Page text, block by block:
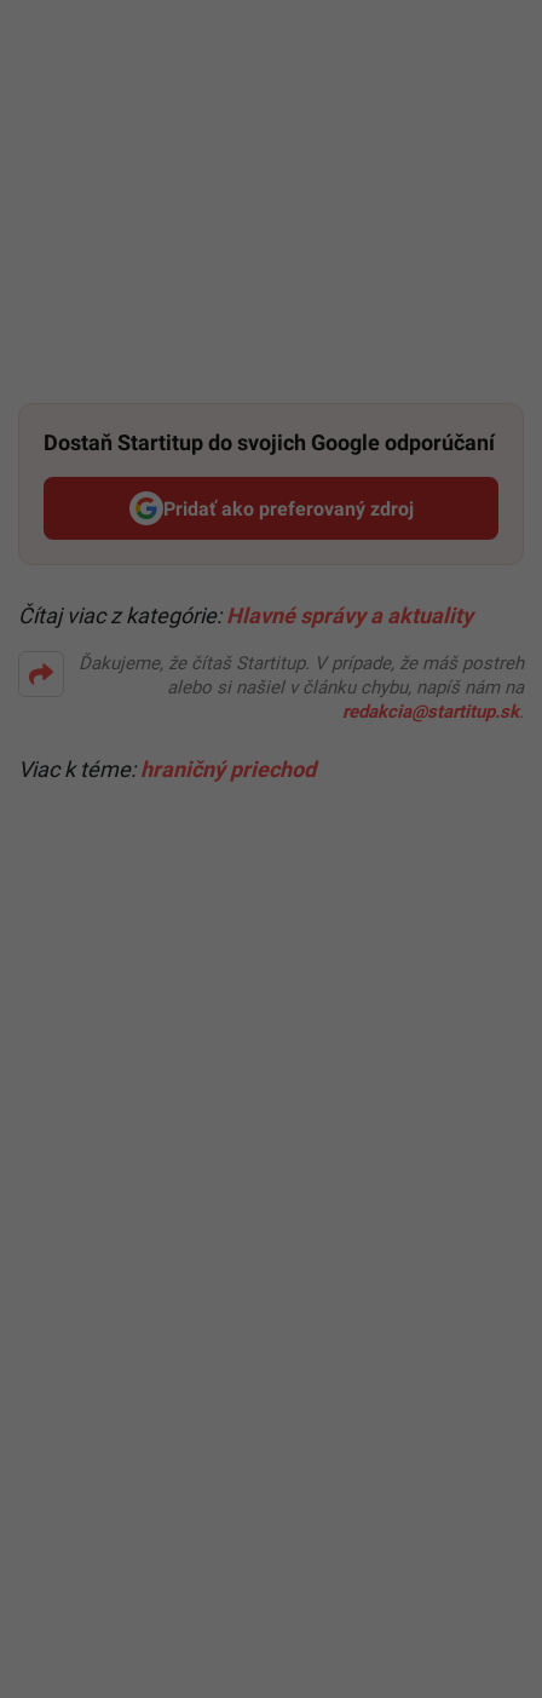
Dostaň Startitup do svojich Google odporúčaní
Pridať ako preferovaný zdroj
Startitup, odkaz sa otvorí v
Čítaj viac z kategórie:Hlavné správy a aktuality
Ďakujeme, že čítaš Startitup. V prípade, že máš postreh
alebo si našiel v článku chybu, napíš nám na
redakcia@startitup.sk.
Viac k téme:hraničný priechod